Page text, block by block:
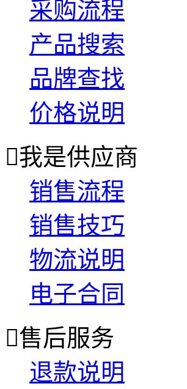
采购流程
产品搜索
品牌查找
价格说明
我是供应商
销售流程
销售技巧
物流说明
电子合同
售后服务
退款说明